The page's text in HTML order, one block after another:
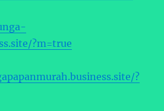
?m=true
?